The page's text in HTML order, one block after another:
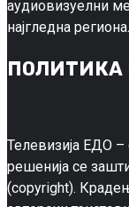
аудиовизуелни
најгледна
ПОЛИТИКА
Телевизија ЕДО –
решенија се
(copyright).